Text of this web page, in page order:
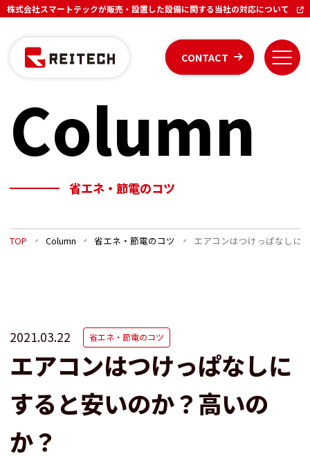
株式会社スマートテックが販売・設置した設備に関する当社の対応について
CONTACT
Column
省エネ・節電のコツ
TOP Column 省エネ・節電のコツ エアコンはつけっぱなしに
2021.03.22 省エネ・節電のコツ
エアコンはつけっぱなしに
すると安いのか？高いの
か？